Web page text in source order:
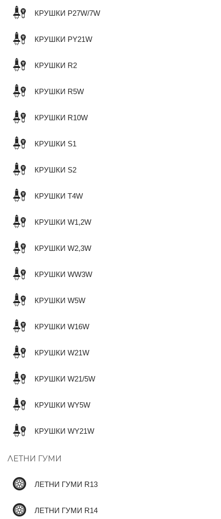
КРУШКИ P27W/7W
КРУШКИ PY21W
КРУШКИ R2
КРУШКИ R5W
КРУШКИ R10W
КРУШКИ S1
КРУШКИ S2
КРУШКИ T4W
КРУШКИ W1,2W
КРУШКИ W2,3W
КРУШКИ WW3W
КРУШКИ W5W
КРУШКИ W16W
КРУШКИ W21W
КРУШКИ W21/5W
КРУШКИ WY5W
КРУШКИ WY21W
ЛЕТНИ ГУМИ
ЛЕТНИ ГУМИ R13
ЛЕТНИ ГУМИ R14